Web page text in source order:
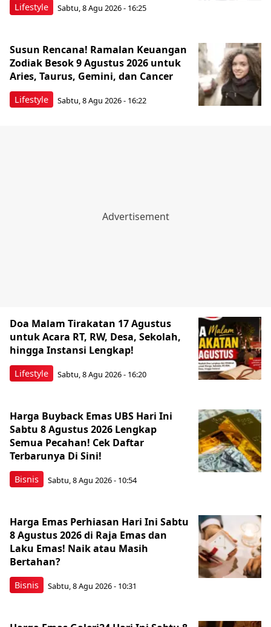
Lifestyle Sabtu, 8 Agu 2026 - 16:25
Lifestyle
Susun Rencana! Ramalan Keuangan
Zodiak Besok 9 Agustus 2026 untuk
Aries, Taurus, Gemini, dan Cancer
Sabtu, 8 Agu 2026 - 16:22
Lifestyle
Doa Malam Tirakatan 17 Agustus
untuk Acara RT, RW, Desa, Sekolah,
hingga Instansi Lengkap!
Sabtu, 8 Agu 2026 - 16:20
Bisnis
Harga Buyback Emas UBS Hari Ini
Sabtu 8 Agustus 2026 Lengkap
Semua Pecahan! Cek Daftar
Terbarunya Di Sini!
Sabtu, 8 Agu 2026 - 10:54
Bisnis
Harga Emas Perhiasan Hari Ini Sabtu
8 Agustus 2026 di Raja Emas dan
Laku Emas! Naik atau Masih
Bertahan?
Sabtu, 8 Agu 2026 - 10:31